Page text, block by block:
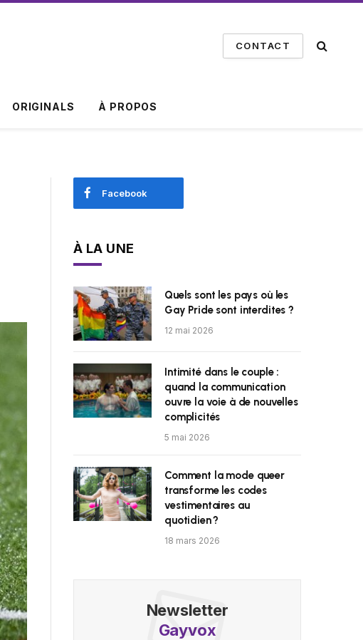
CONTACT
ORIGINALS À PROPOS
Facebook
À LA UNE
Quels sont les pays où les
Gay Pride sont interdites ?
12 mai 2026
Intimité dans le couple :
quand la communication
ouvre la voie à de nouvelles
complicités
5 mai 2026
Comment la mode queer
transforme les codes
vestimentaires au
quotidien ?
18 mars 2026
Newsletter
Gayvox